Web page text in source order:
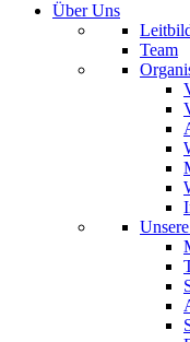
Über Uns
Team